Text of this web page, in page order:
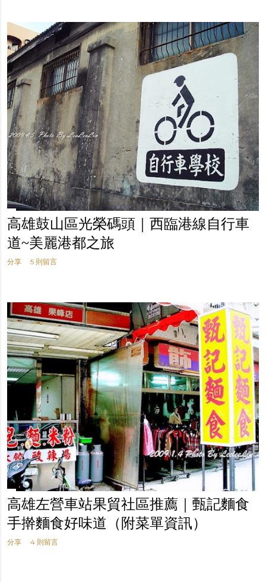
高雄鼓山區光榮碼頭｜西臨港線自行車
道~美麗港都之旅
分享 5 則留言
高雄左營車站果貿社區推薦｜甄記麵食
手擀麵食好味道（附菜單資訊）
分享 4 則留言